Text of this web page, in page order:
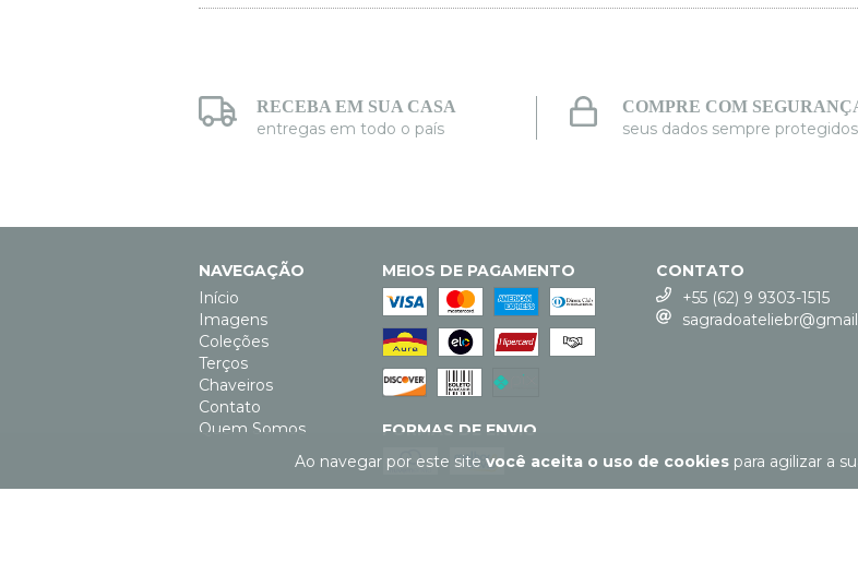
Ao navegar por este site você aceita o uso de cookiespara agilizar a
RECEBA EM SUA CASA
entregas em todo o país
COMPRE COM
seus dados sempre protegidos
NAVEGAÇÃO
Início
Imagens
Coleções
Terços
Chaveiros
Contato
Quem Somos
MEIOS DE PAGAMENTO
FORMAS DE ENVIO
CONTATO
+55 (62) 9 9303-1515